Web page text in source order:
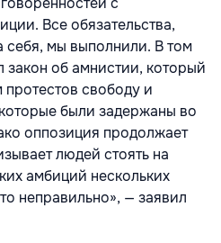
Все обязательства,
себя, мы выполнили. В том
закон об амнистии, который
протестов свободу и
были задержаны во
оппозиция продолжает
людей стоять на
амбиций нескольких
неправильно», — заявил